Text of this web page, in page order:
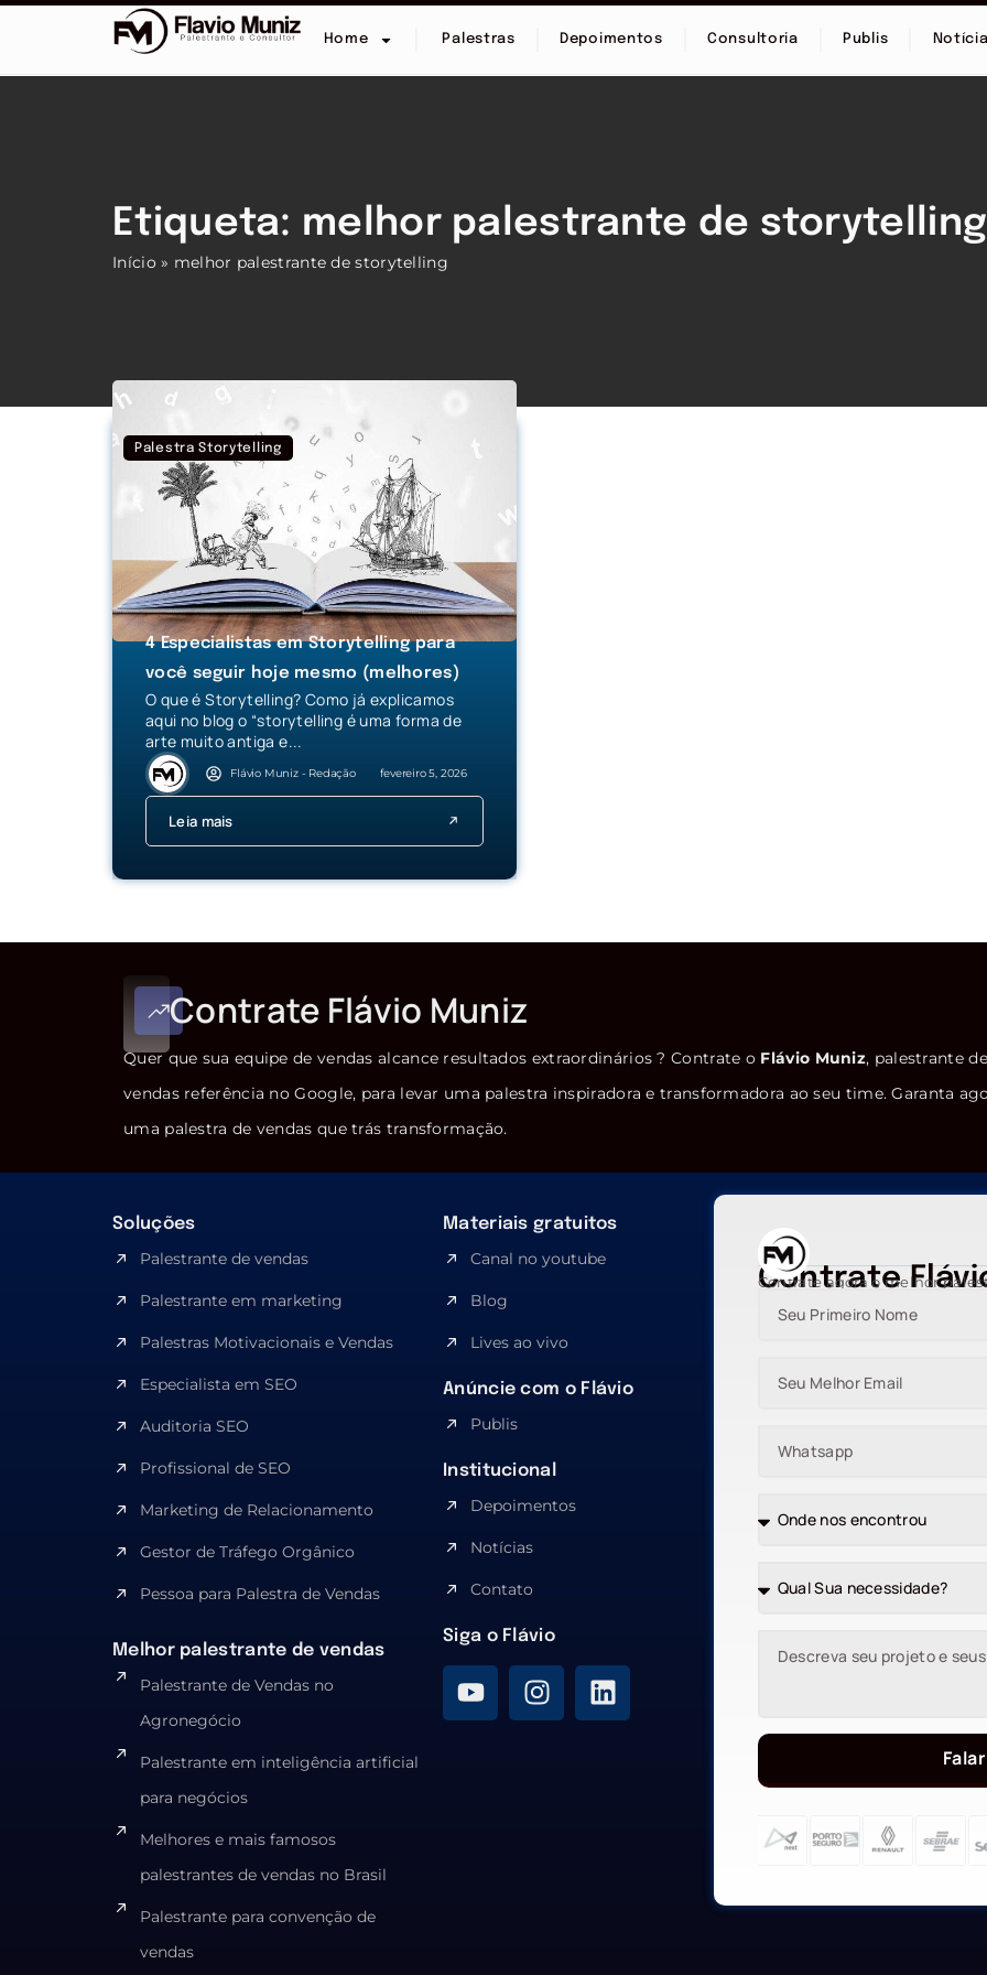
Home Palestras Depoimentos Consultoria Publis
Etiqueta: melhor palestrante de storytelling
Início » melhor palestrante de storytelling
Palestra Storytelling
4 Especialistas em Storytelling para
você seguir hoje mesmo (melhores)
O que é Storytelling? Como já explicamos
aqui no blog o “storytelling é uma forma de
arte muito antiga e...
Flávio Muniz - Redação fevereiro 5, 2026
Leia mais
Contrate Flávio Muniz
Quer que sua equipe de vendas alcance resultados extraordinários ? Contrate o Flávio Muniz, palestrante de
vendas referência no Google, para levar uma palestra inspiradora e transformadora ao seu time. Garanta
uma palestra de vendas que trás transformação.
Soluções
Palestrante de vendas
Palestrante em marketing
Palestras Motivacionais e Vendas
Especialista em SEO​
Auditoria SEO
Profissional de SEO
Marketing de Relacionamento
Gestor de Tráfego Orgânico
Pessoa para Palestra de Vendas
Melhor palestrante de vendas
Palestrante de Vendas no
Agronegócio
Palestrante em inteligência artificial
para negócios
Melhores e mais famosos
palestrantes de vendas no Brasil
Palestrante para convenção de
vendas
Materiais gratuitos
Canal no youtube
Blog
Lives ao vivo
Anúncie com o Flávio
Publis
Institucional
Depoimentos
Notícias
Contato
Siga o Flávio
Contrate
Contrate agora o melhor